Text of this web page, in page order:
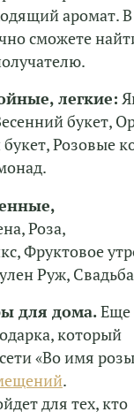
аромат.
сможете
легкие:
букет,
Розовые
Роза,
Фруктовое
Руж,
для дома. Еще
который
«Во имя
.
для тех, кто